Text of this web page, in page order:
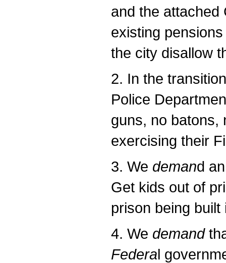
and the attached
existing
the city disallow
2. In the
Police
guns, no batons,
exercising their
3. We demand
Get kids out of
prison being
4. We demand
Federal